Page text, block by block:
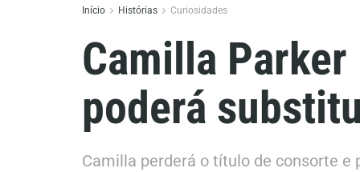
Início Histórias Curiosidades
Camilla
poderá
Camilla perderá o título de consorte e